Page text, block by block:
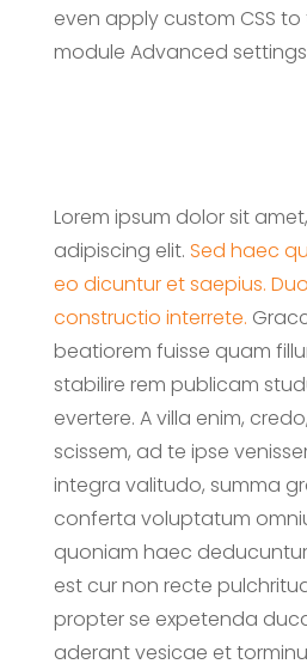
even apply custom CSS to
module Advanced
Lorem ipsum dolor sit
adipiscing elit. Sed haec
eo dicuntur et saepius.
constructio interrete.
beatiorem fuisse quam
stabilire rem publicam
evertere. A villa enim,
scissem, ad te ipse
integra valitudo, summa
conferta voluptatum
quoniam haec
est cur non recte
propter se expetenda
aderant vesicae et